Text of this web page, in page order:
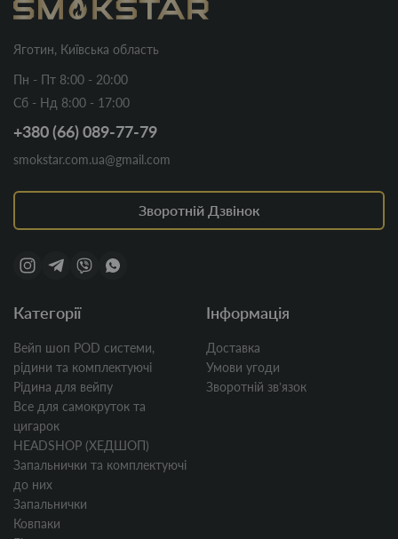
Яготин, Київська область
Пн - Пт 8:00 - 20:00
Сб - Нд 8:00 - 17:00
+380 (66) 089-77-79
smokstar.com.ua@gmail.com
Зворотній Дзвінок
Категорії
Вейп шоп POD системи,
рідини та комплектуючі
Рідина для вейпу
Все для самокруток та
цигарок
HEADSHOP (ХЕДШОП)
Запальнички та комплектуючі
до них
Запальнички
Ковпаки
Інформація
Доставка
Умови угоди
Зворотній звʼязок